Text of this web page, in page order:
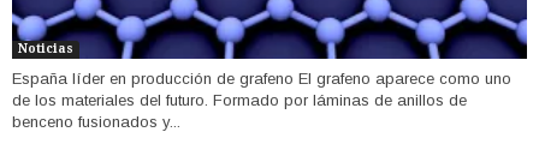
Noticias
España líder en producción de grafeno El grafeno aparece como uno
de los materiales del futuro. Formado por láminas de anillos de
benceno fusionados y...